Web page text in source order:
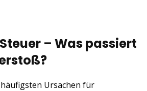
– Was passiert
Ursachen für